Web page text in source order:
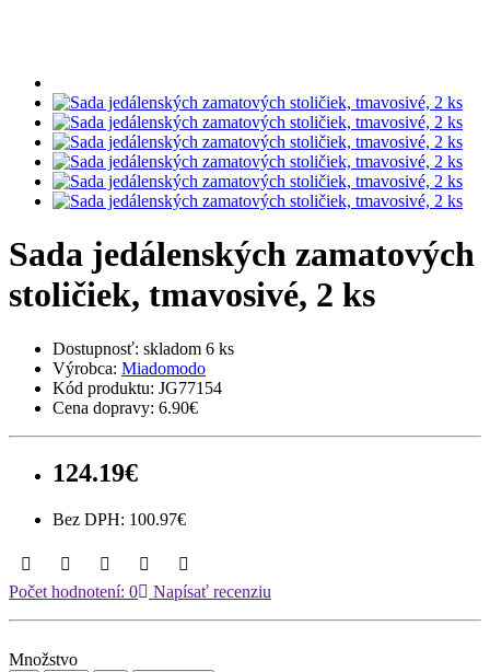
Sada jedálenských zamatových
stoličiek, tmavosivé, 2 ks
Dostupnosť: skladom 6 ks
Výrobca: Miadomodo
Kód produktu: JG77154
Cena dopravy: 6.90€
124.19€
Bez DPH: 100.97€
Počet hodnotení: 0 Napísať recenziu
Množstvo